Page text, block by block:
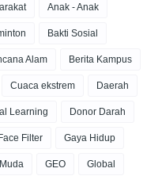
Anak - Anak
Bakti Sosial
Alam Berita Kampus
Cuaca ekstrem Daerah
Learning Donor Darah
Filter Gaya Hidup
GEO Global